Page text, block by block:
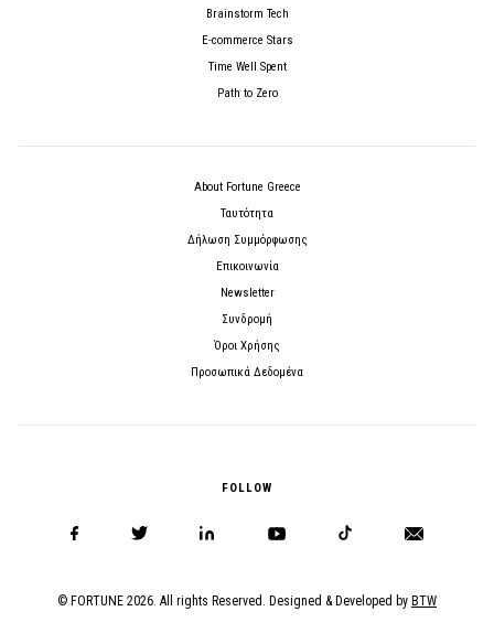
Brainstorm Tech
E-commerce Stars
Time Well Spent
Path to Zero
About Fortune Greece
Ταυτότητα
Δήλωση Συμμόρφωσης
Επικοινωνία
Newsletter
Συνδρομή
Όροι Χρήσης
Προσωπικά Δεδομένα
FOLLOW
© FORTUNE 2026. All rights Reserved. Designed & Developed by BTW